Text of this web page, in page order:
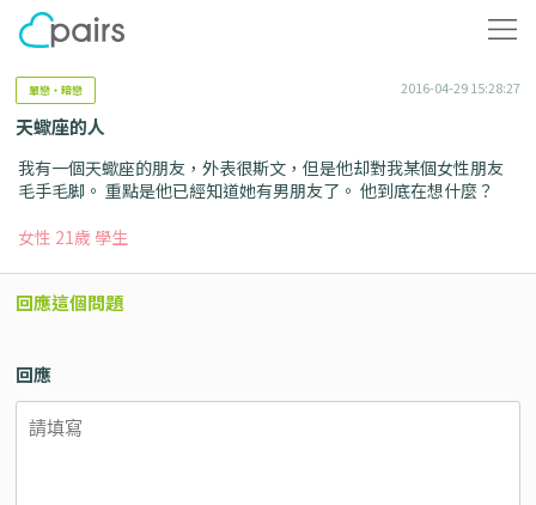
單戀・暗戀 2016-04-29 15:28:27
天蠍座的人
我有一個天蠍座的朋友，外表很斯文，但是他却對我某個女性朋友
毛手毛脚。 重點是他已經知道她有男朋友了。 他到底在想什麼？
女性 21歲 學生
回應這個問題
回應